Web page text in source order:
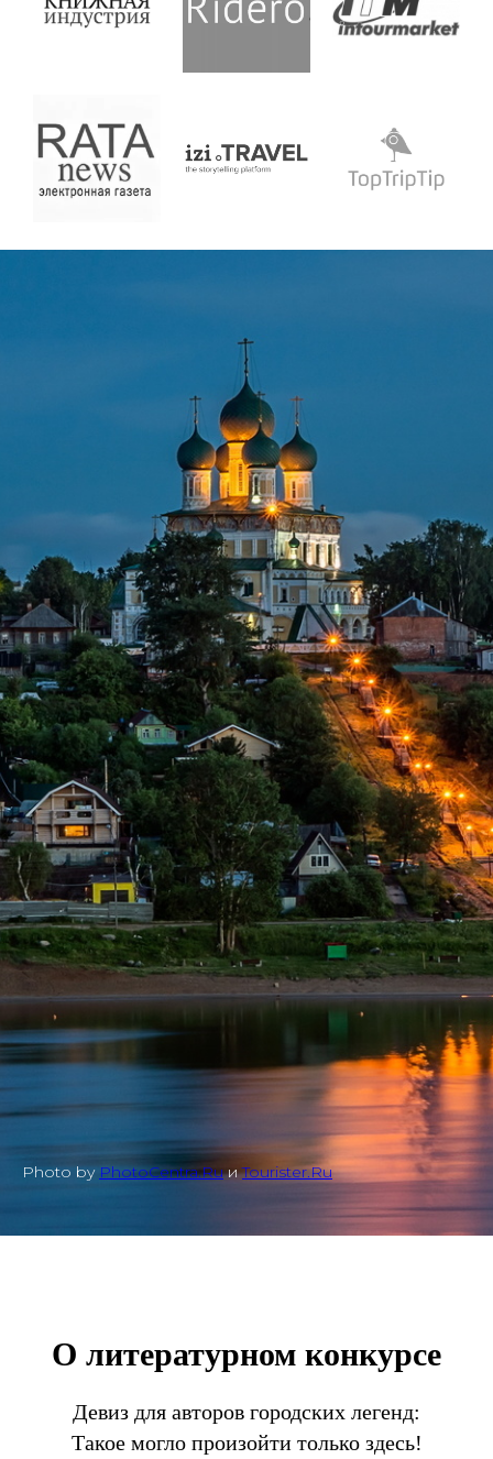
Photo byPhotoCentra.RuиTourister.Ru
О литературном конкурсе
Девиз для авторов городских легенд:
Такое могло произойти только здесь!